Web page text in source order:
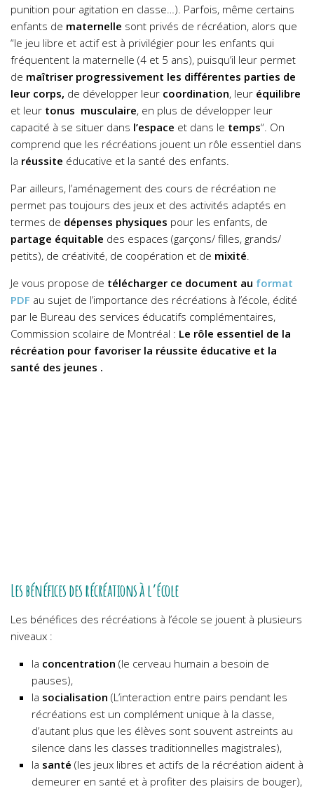
punition pour agitation en classe…). Parfois, même certains
enfants de maternelle sont privés de récréation, alors que
“le jeu libre et actif est à privilégier pour les enfants qui
fréquentent la maternelle (4 et 5 ans), puisqu’il leur permet
de maîtriser progressivement les différentes parties de
leur corps, de développer leur coordination, leur équilibre
et leur tonus musculaire, en plus de développer leur
capacité à se situer dans l’espace et dans le temps“. On
comprend que les récréations jouent un rôle essentiel dans
la réussite éducative et la santé des enfants.
Par ailleurs, l’aménagement des cours de récréation ne
permet pas toujours des jeux et des activités adaptés en
termes de dépenses physiques pour les enfants, de
partage équitable des espaces (garçons/ filles, grands/
petits), de créativité, de coopération et de mixité.
Je vous propose de télécharger ce document au format
PDF au sujet de l’importance des récréations à l’école, édité
par le Bureau des services éducatifs complémentaires,
Commission scolaire de Montréal : Le rôle essentiel de la
récréation pour favoriser la réussite éducative et la
santé des jeunes .
Les bénéfices des récréations à l’école
Les bénéfices des récréations à l’école se jouent à plusieurs
niveaux :
la concentration (le cerveau humain a besoin de
pauses),
la socialisation (L’interaction entre pairs pendant les
récréations est un complément unique à la classe,
d’autant plus que les élèves sont souvent astreints au
silence dans les classes traditionnelles magistrales),
la santé (les jeux libres et actifs de la récréation aident à
demeurer en santé et à profiter des plaisirs de bouger),